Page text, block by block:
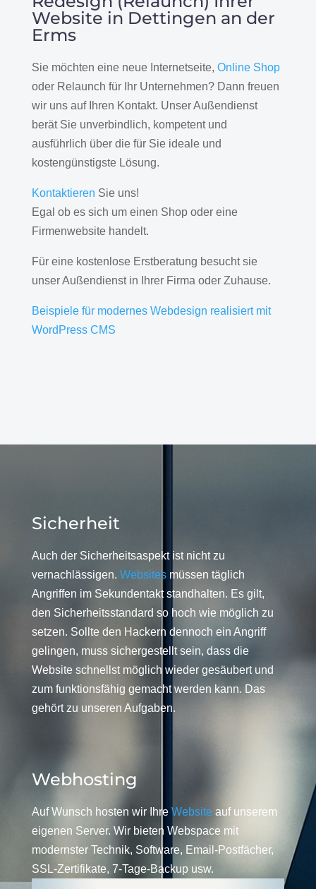
Website in Dettingen an der
Erms
Sie möchten eine neue Internetseite, Online Shop
oder Relaunch für Ihr Unternehmen? Dann freuen
wir uns auf Ihren Kontakt. Unser Außendienst
berät Sie unverbindlich, kompetent und
ausführlich über die für Sie ideale und
kostengünstigste Lösung.
Kontaktieren Sie uns!
Egal ob es sich um einen Shop oder eine
Firmenwebsite handelt.
Für eine kostenlose Erstberatung besucht sie
unser Außendienst in Ihrer Firma oder Zuhause.
Beispiele für modernes Webdesign realisiert mit
WordPress CMS
Sicherheit
Auch der Sicherheitsaspekt ist nicht zu
vernachlässigen. Websitesmüssen täglich
Angriffen im Sekundentakt standhalten. Es gilt,
den Sicherheitsstandard so hoch wie möglich zu
setzen. Sollte den Hackern dennoch ein Angriff
gelingen, muss sichergestellt sein, dass die
Website schnellst möglich wieder gesäubert und
zum funktionsfähig gemacht werden kann. Das
gehört zu unseren Aufgaben.
Webhosting
Auf Wunsch hosten wir Ihre Website auf unserem
eigenen Server. Wir bieten Webspace mit
modernster Technik, Software, Email-Postfächer,
SSL-Zertifikate, 7-Tage-Backup usw.